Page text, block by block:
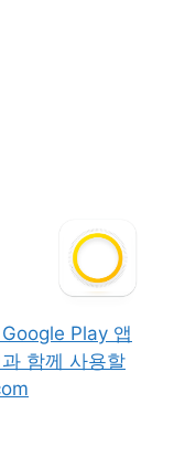
Play 앱
함께 사용할